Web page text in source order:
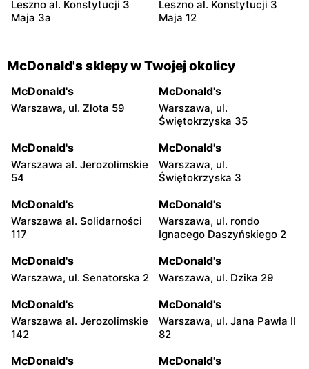
Leszno al. Konstytucji 3
Maja 3a
Leszno al. Konstytucji 3
Maja 12
McDonald's sklepy w Twojej okolicy
McDonald's
Warszawa, ul. Złota 59
McDonald's
Warszawa, ul.
Świętokrzyska 35
McDonald's
Warszawa al. Jerozolimskie
54
McDonald's
Warszawa, ul.
Świętokrzyska 3
McDonald's
Warszawa al. Solidarności
117
McDonald's
Warszawa, ul. rondo
Ignacego Daszyńskiego 2
McDonald's
Warszawa, ul. Senatorska 2
McDonald's
Warszawa, ul. Dzika 29
McDonald's
Warszawa al. Jerozolimskie
142
McDonald's
Warszawa, ul. Jana Pawła II
82
McDonald's McDonald's